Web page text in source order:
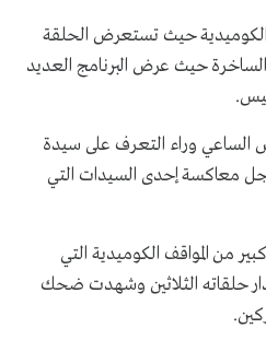
حيث تستعرض الحلقة
حيث عرض البرنامج العديد
وراء التعرف على سيدة
إحدى السيدات التي
المواقف الكوميدية التي
الثلاثين وشهدت ضحك